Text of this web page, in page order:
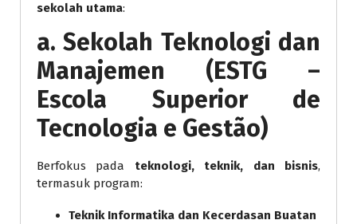
sekolah utama:
a. Sekolah Teknologi dan
Manajemen (ESTG –
Escola Superior de
Tecnologia e Gestão)
Berfokus pada teknologi, teknik, dan bisnis,
termasuk program:
Teknik Informatika dan Kecerdasan Buatan